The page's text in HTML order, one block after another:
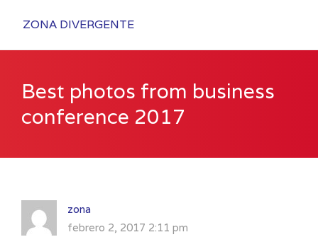
ZONA DIVERGENTE
Best photos from business
conference 2017
zona
febrero 2, 2017 2:11 pm